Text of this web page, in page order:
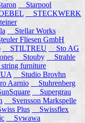
Starpool
STECKWERK
Stellar Works
Fliesen GmbH
STILTREU
Sto AG
Stouby
Strahle
furniture
Studio Brovhn
Aarnio
Stuhrenberg
Supergrau
Svensson Markspelle
Plus
Swissflex
Sywawa